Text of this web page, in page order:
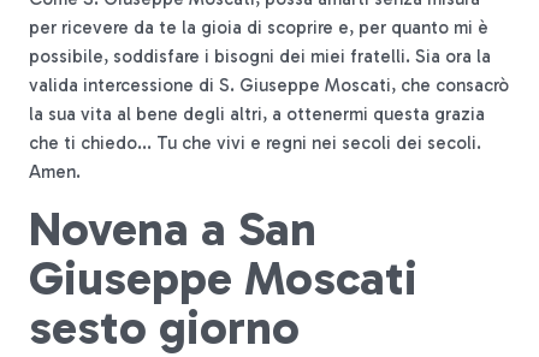
per ricevere da te la gioia di scoprire e, per quanto mi è
possibile, soddisfare i bisogni dei miei fratelli. Sia ora la
valida intercessione di S. Giuseppe Moscati, che consacrò
la sua vita al bene degli altri, a ottenermi questa grazia
che ti chiedo... Tu che vivi e regni nei secoli dei secoli.
Amen.
Novena a San
Giuseppe Moscati
sesto giorno